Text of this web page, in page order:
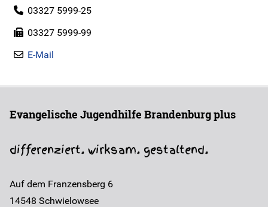
Kontakt
03327 5999-25
03327 5999-99
E-Mail
Evangelische Jugendhilfe Brandenburg plus
differenziert. wirksam. gestaltend.
Auf dem Franzensberg 6
14548 Schwielowsee